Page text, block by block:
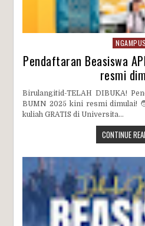
NGAMPUS
Pendaftaran Beasiswa
resmi
Birulangitid-TELAH DIBUKA!
BUMN 2025 kini resmi dimulai!
kuliah GRATIS di Universita...
CONTINUE